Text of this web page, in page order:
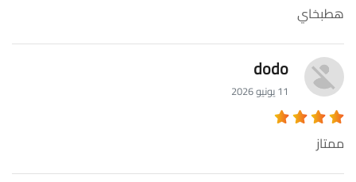
هطبخاي
dodo
11 يونيو 2026
ممتاز